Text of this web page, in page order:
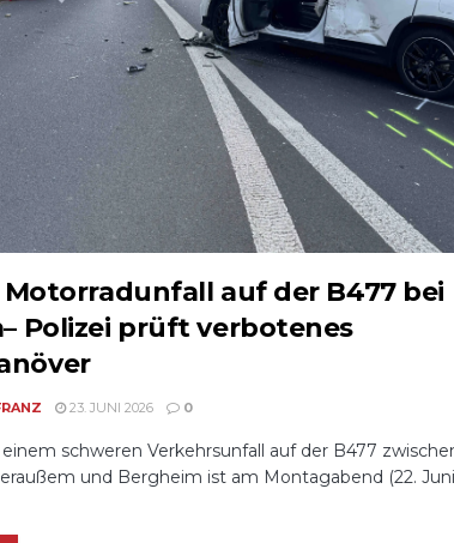
auf der B477 bei
Polizei prüft verbotenes
23. JUNI 2026 0
schweren Verkehrsunfall auf der B477
und Bergheim ist am Montagabend (22.